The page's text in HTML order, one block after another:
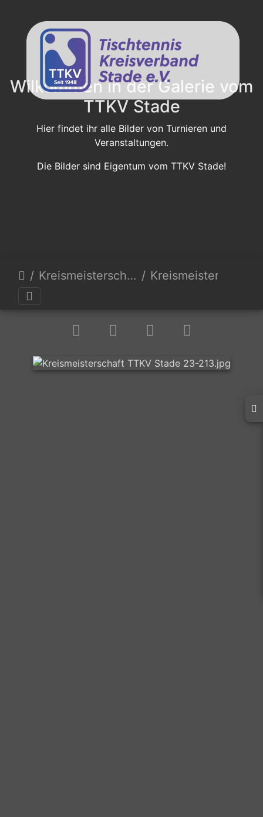
Wilkommen in der Galerie vom
TTKV Stade
Hier findet ihr alle Bilder von Turnieren und
Veranstaltungen.
Die Bilder sind Eigentum vom TTKV Stade!
Kreismeisterschaften 23 Kreismeisterschaft TTKV Stade 23-213